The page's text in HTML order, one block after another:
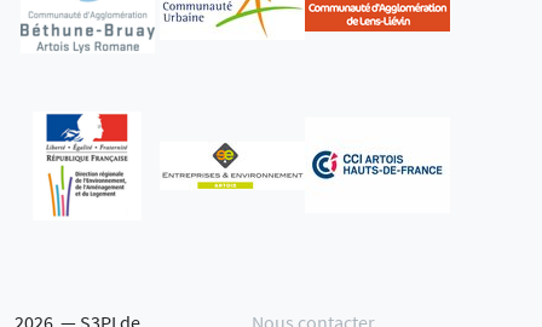
2026 — S3PI de Nous contacter